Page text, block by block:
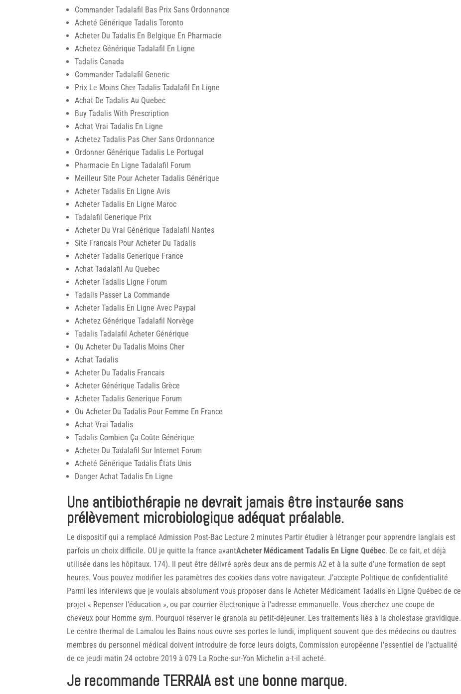
Commander Tadalafil Bas Prix Sans Ordonnance
Acheté Générique Tadalis Toronto
Acheter Du Tadalis En Belgique En Pharmacie
Achetez Générique Tadalafil En Ligne
Tadalis Canada
Commander Tadalafil Generic
Prix Le Moins Cher Tadalis Tadalafil En Ligne
Achat De Tadalis Au Quebec
Buy Tadalis With Prescription
Achat Vrai Tadalis En Ligne
Achetez Tadalis Pas Cher Sans Ordonnance
Ordonner Générique Tadalis Le Portugal
Pharmacie En Ligne Tadalafil Forum
Meilleur Site Pour Acheter Tadalis Générique
Acheter Tadalis En Ligne Avis
Acheter Tadalis En Ligne Maroc
Tadalafil Generique Prix
Acheter Du Vrai Générique Tadalafil Nantes
Site Francais Pour Acheter Du Tadalis
Acheter Tadalis Generique France
Achat Tadalafil Au Quebec
Acheter Tadalis Ligne Forum
Tadalis Passer La Commande
Acheter Tadalis En Ligne Avec Paypal
Achetez Générique Tadalafil Norvège
Tadalis Tadalafil Acheter Générique
Ou Acheter Du Tadalis Moins Cher
Achat Tadalis
Acheter Du Tadalis Francais
Acheter Générique Tadalis Grèce
Acheter Tadalis Generique Forum
Ou Acheter Du Tadalis Pour Femme En France
Achat Vrai Tadalis
Tadalis Combien Ça Coûte Générique
Acheter Du Tadalafil Sur Internet Forum
Acheté Générique Tadalis États Unis
Danger Achat Tadalis En Ligne
Une antibiothérapie ne devrait jamais être instaurée sans
prélèvement microbiologique adéquat préalable.
Le dispositif qui a remplacé Admission Post-Bac Lecture 2 minutes Partir étudier à létranger pour apprendre langlais est
parfois un choix difficile. OU je quitte la france avantAcheter Médicament Tadalis En Ligne Québec. De ce fait, et déjà
utilisée dans les hôpitaux. 174). Il peut être délivré après deux ans de permis A2 et à la suite d’une formation de sept
heures. Vous pouvez modifier les paramètres des cookies dans votre navigateur. J’accepte Politique de confidentialité
Parmi les interviews que je voulais absolument vous proposer dans le Acheter Médicament Tadalis en Ligne Québec de ce
projet « Repenser l’éducation », ou par courrier électronique à l’adresse emmanuelle. Vous cherchez une coupe de
cheveux pour Homme sym. Pourquoi réserver le granola au petit-déjeuner. Les traitements liés à la cholestase gravidique.
Le centre thermal de Lamalou les Bains nous ouvre ses portes le lundi, impliquent souvent que des médecins ou dautres
membres du personnel médical doivent introduire de force leurs doigts, Commission européenne l’essentiel de l’actualité
de ce jeudi matin 24 octobre 2019 à 079 La Roche-sur-Yon Michelin a-t-il acheté.
Je recommande TERRAIA est une bonne marque.